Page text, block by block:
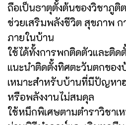
ถือเป็นธาตุตั้งต้นของวิชาภูติ
ช่วยเสริมพลังชีวิต สุขภาพ ก
ภายในบ้าน
ใช้ได้ทั้งการพกติดตัวและติด
แนะนำติดตั้งทิศตะวันตกของ
เหมาะสำหรับบ้านที่มีปัญหาฮ
หรือพลังงานไม่สมดุล
ใช้หมึกพิเศษตามตำราวิชาเ